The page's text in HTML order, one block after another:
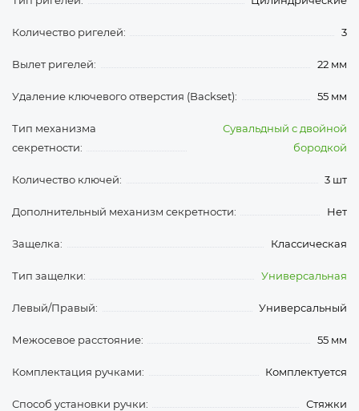
Количество ригелей: 3
Вылет ригелей: 22 мм
Удаление ключевого отверстия (Backset): 55 мм
Тип механизма
секретности:
Сувальдный с двойной
бородкой
Количество ключей: 3 шт
Дополнительный механизм секретности: Нет
Защелка: Классическая
Тип защелки: Универсальная
Левый/Правый: Универсальный
Межосевое расстояние: 55 мм
Комплектация ручками: Комплектуется
Способ установки ручки: Стяжки